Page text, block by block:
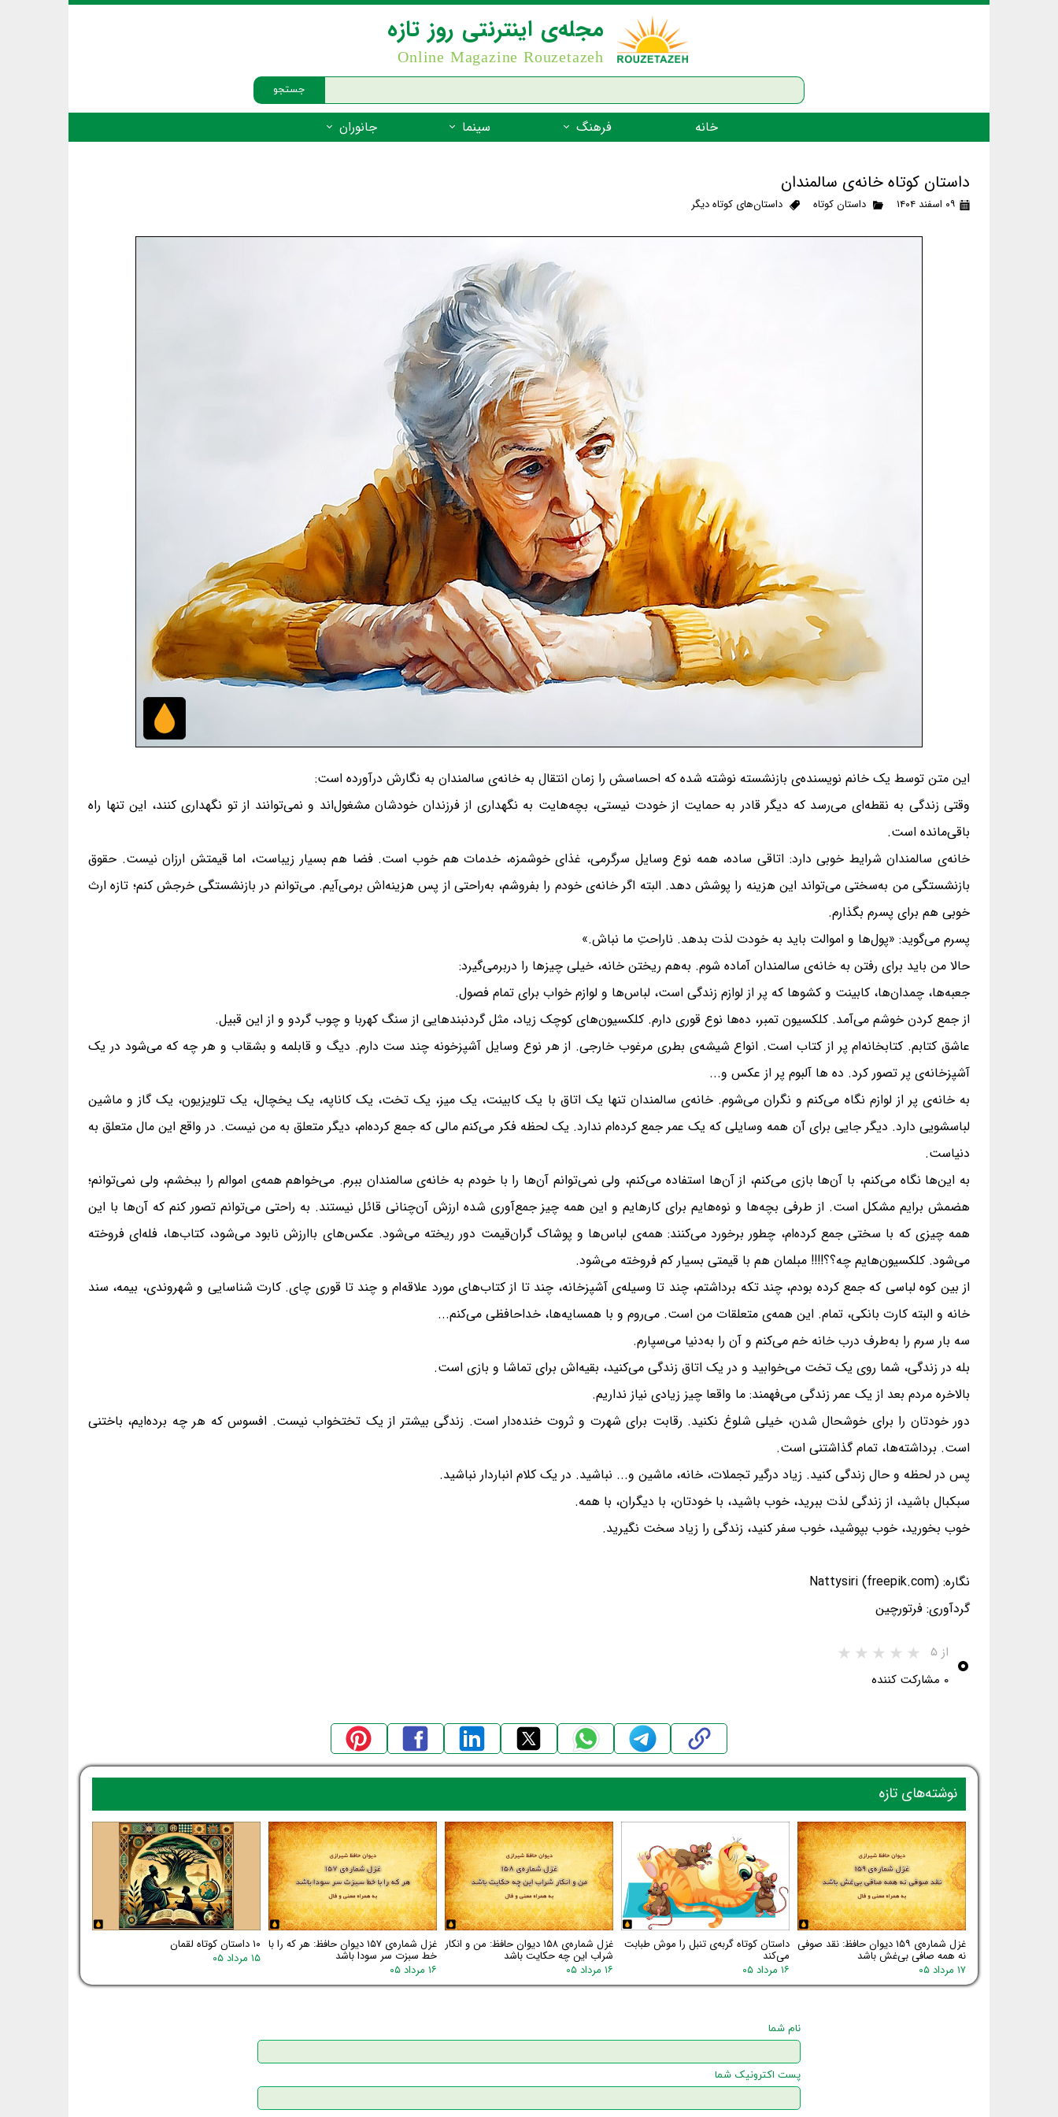
جستجو
مجله‌ی اینترنتی روز تازه
Online Magazine Rouzetazeh
خانه فرهنگ
شعر فارسی
زندگینامه‌ی بزرگان
گفتاورد
سینما جانوران
داستان کوتاه خانه‌ی سالمندان
۰۹ اسفند ۱۴۰۴ داستان کوتاه داستان‌های کوتاه دیگر
این متن توسط یک خانم نویسنده‌ی بازنشسته نوشته شده که احساسش را زمان انتقال به خانه‌ی سالمندان به نگارش درآورده است:
وقتی زندگی به نقطه‌ای می‌رسد که دیگر قادر به حمایت از خودت نیستی، بچه‌هایت به نگهداری از فرزندان خودشان مشغول‌اند و نمی‌توانند از تو نگهداری کنند، این تنها راه
باقی‌مانده است.
خانه‌ی سالمندان شرایط خوبی دارد: اتاقی ساده، همه نوع وسایل سرگرمی، غذای خوشمزه، خدمات هم خوب است. فضا هم بسیار زیباست، اما قیمتش ارزان نیست. حقوق
بازنشستگی من به‌سختی می‌تواند این هزینه را پوشش دهد. البته اگر خانه‌ی خودم را بفروشم، به‌راحتی از پس هزینه‌اش برمی‌آیم. می‌توانم در بازنشستگی خرجش کنم؛ تازه ارث
خوبی هم برای پسرم بگذارم.
پسرم می‌گوید: «پول‌ها و اموالت باید به خودت لذت بدهد. ناراحتِ ما نباش.»
حالا من باید برای رفتن به خانه‌ی سالمندان آماده شوم. به‌هم ریختن خانه، خیلی چیزها را دربرمی‌گیرد:
جعبه‌ها، چمدان‌ها، کابینت و کشوها که پر از لوازم زندگی است، لباس‌ها و لوازم خواب برای تمام فصول.
از جمع کردن خوشم می‌آمد. کلکسیون تمبر، ده‌ها نوع قوری دارم. کلکسیون‌های کوچک زیاد، مثل گردنبندهایی از سنگ کهربا و چوب گردو و از این قبیل.
عاشق کتابم. کتابخانه‌ام پر از کتاب است. انواع شیشه‌ی بطری مرغوب خارجی. از هر نوع وسایل آشپزخونه چند ست دارم. دیگ و قابلمه و بشقاب و هر چه که می‌شود در یک
آشپزخانه‌ی پر تصور کرد. ده ها آلبوم پر از عکس و...
به خانه‌ی پر از لوازم نگاه می‌کنم و نگران می‌شوم. خانه‌ی سالمندان تنها یک اتاق با یک کابینت، یک میز، یک تخت، یک کاناپه، یک یخچال، یک تلویزیون، یک گاز و ماشین
لباسشویی دارد. دیگر جایی برای آن همه وسایلی که یک عمر جمع کرده‌ام ندارد. یک لحظه فکر می‌کنم مالی که جمع کرده‌ام، دیگر متعلق به من نیست. در واقع این مال متعلق به
دنیاست.
به این‌ها نگاه می‌کنم، با آن‌ها بازی می‌کنم، از آن‌ها استفاده می‌کنم، ولی نمی‌توانم آن‌ها را با خودم به خانه‌ی سالمندان ببرم. می‌خواهم همه‌ی اموالم را ببخشم، ولی نمی‌توانم؛
هضمش برایم مشکل است. از طرفی بچه‌ها و نوه‌هایم برای کارهایم و این همه چیز جمع‌آوری شده ارزش آن‌چنانی قائل نیستند. به راحتی می‌توانم تصور کنم که آن‌ها با این
همه چیزی که با سختی جمع کرده‌ام، چطور برخورد می‌کنند: همه‌ی لباس‌ها و پوشاک گران‌قیمت دور ریخته می‌شود. عکس‌های باارزش نابود می‌شود، کتاب‌ها، فله‌ای فروخته
می‌شود. کلکسیون‌هایم چه؟؟!!!! مبلمان هم با قیمتی بسیار کم فروخته می‌شود.
از بین کوه لباسی که جمع کرده بودم، چند تکه برداشتم، چند تا وسیله‌ی آشپزخانه، چند تا از کتاب‌های مورد علاقه‌ام و چند تا قوری چای. کارت شناسایی و شهروندی، بیمه، سند
خانه و البته کارت بانکی، تمام. این همه‌ی متعلقات من است. می‌روم و با همسایه‌ها، خداحافظی می‌کنم...
سه بار سرم را به‌طرف درب خانه خم می‌کنم و آن را به‌دنیا می‌سپارم.
بله در زندگی، شما روی یک تخت می‌خوابید و در یک اتاق زندگی می‌کنید، بقیه‌اش برای تماشا و بازی است.
بالاخره مردم بعد از یک عمر زندگی می‌فهمند: ما واقعا چیز زیادی نیاز نداریم.
دور خودتان را برای خوشحال شدن، خیلی شلوغ نکنید. رقابت برای شهرت و ثروت خنده‌دار است. زندگی بیشتر از یک تختخواب نیست. افسوس که هر چه برده‌ایم، باختنی
است. برداشته‌ها، تمام گذاشتنی است.
پس در لحظه و حال زندگی کنید. زیاد درگیر تجملات، خانه، ماشین و... نباشید. در یک کلام انباردار نباشید.
سبکبال باشید، از زندگی لذت ببرید، خوب باشید، با خودتان، با دیگران، با همه.
خوب بخورید، خوب بپوشید، خوب سفر کنید، زندگی را زیاد سخت نگیرید.
نگاره: Nattysiri (freepik.com)
گردآوری: فرتورچین
۰ از ۵
۰ مشارکت کننده
غزل شماره‌ی ۱۵۹ دیوان حافظ: نقد صوفی
نه همه صافی بی‌غش باشد
۱۷ مرداد ۰۵
داستان کوتاه گربه‌ی تنبل را موش طبابت
می‌کند
۱۶ مرداد ۰۵
غزل شماره‌ی ۱۵۸ دیوان حافظ: من و انکار
شراب این چه حکایت باشد
۱۶ مرداد ۰۵
غزل شماره‌ی ۱۵۷ دیوان حافظ: هر که را با
خط سبزت سر سودا باشد
۱۶ مرداد ۰۵
۱۰ داستان کوتاه لقمان
۱۵ مرداد ۰۵
نوشته‌های تازه
نام شما
پست اکترونیک شما